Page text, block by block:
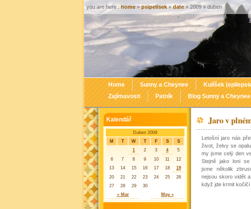
Home Sunny a Cheynee Kulíšek
Zajímavosti
Patník Blog Sunny a Cheynee
Jaro v
Letošní jaro nás
život, želvy se
my jsme celý den
Stejně jako loni se
jsme několik
nejsou skoro vidět
když jde krmit kočičí
Kalendář
Duben 2009
M
T W T F S S
« Mar May »
1 2 3 4
5
6
7 8 9 10 11
12
13
14 15 16 17 18
19
20
21 22 23 24 25
26
27
28 29 30
you are here :home »psipelisek»date » 2009 » duben